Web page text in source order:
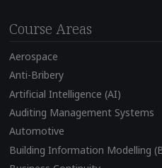
Course Areas
Aerospace
Anti-Bribery
Artificial Intelligence (AI)
Auditing Management Systems
Automotive
Building Information Modelling